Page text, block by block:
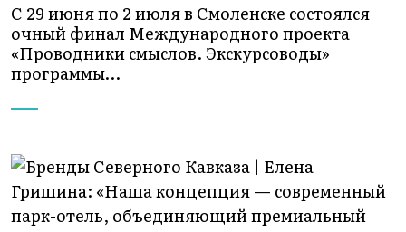
С 29 июня по 2 июля в Смоленске состоялся
очный финал Международного проекта
«Проводники смыслов. Экскурсоводы»
программы…